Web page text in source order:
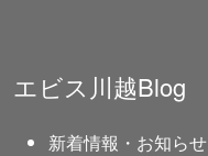
エビス川越Blog
新着情報・お知らせ